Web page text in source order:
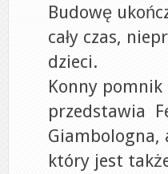
Budowę
cały czas,
dzieci.
Konny
przedstawia
Giambologna,
który jest